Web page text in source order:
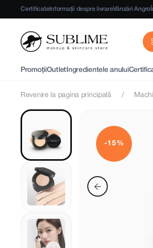
CertificateInformații despre livrareVânzări Angro
PromoțiiOutlet Ingredientele anului
Revenire la pagina principală
-15%